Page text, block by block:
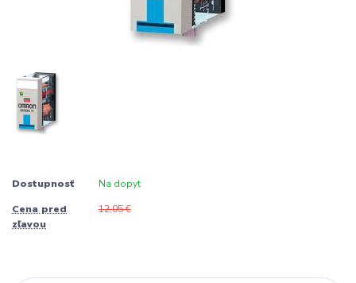
Dostupnosť Na dopyt
Cena pred
zľavou
12,05 €